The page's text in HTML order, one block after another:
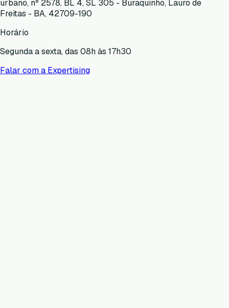
urbano, nº 2578, BL 4, SL 305 - Buraquinho, Lauro de
Freitas - BA, 42709-190
Horário
Segunda a sexta, das 08h às 17h30
Falar com a Expertising